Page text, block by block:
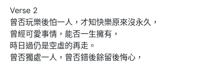
Verse 2
曾否玩樂後怕一人，才知快樂原來沒永久，
曾經可愛事情，能否一生擁有，
時日過仍是空虛的再走。
曾否獨處一人，曾否錯後餘留後悔心，